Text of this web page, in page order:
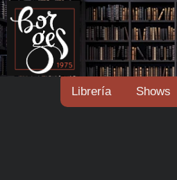
Librería Shows